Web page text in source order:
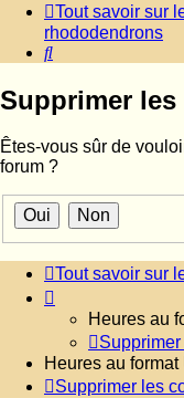
Tout savoir sur
rhododendrons
Rechercher
Supprimer
Êtes-vous sûr de
forum ?
Tout savoir sur
Heures au
Heures au format
Supprimer les